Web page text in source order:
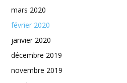
mars 2020
février 2020
janvier 2020
décembre 2019
novembre 2019